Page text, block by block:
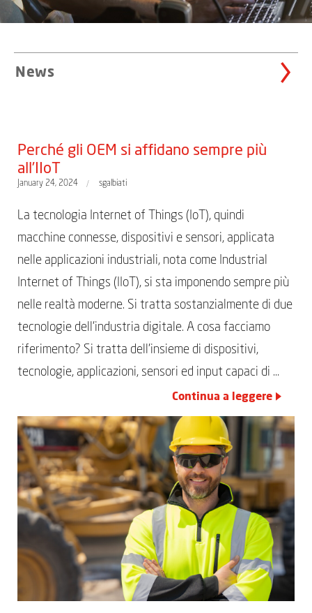
News
Perché gli OEM si affidano sempre più
all’IIoT
January 24, 2024 sgalbiati
La tecnologia Internet of Things (IoT), quindi
macchine connesse, dispositivi e sensori, applicata
nelle applicazioni industriali, nota come Industrial
Internet of Things (IIoT), si sta imponendo sempre più
nelle realtà moderne. Si tratta sostanzialmente di due
tecnologie dell’industria digitale. A cosa facciamo
riferimento? Si tratta dell’insieme di dispositivi,
tecnologie, applicazioni, sensori ed input capaci di …
Continua a leggere